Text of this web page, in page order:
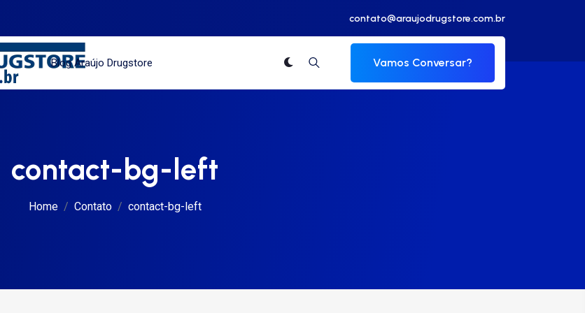
contato@araujodrugstore.com.br
Blog Araújo Drugstore Vamos Conversar?
contact-bg-left
Home Contato contact-bg-left